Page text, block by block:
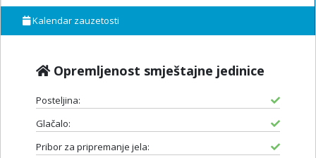
Kalendar zauzetosti
Opremljenost smještajne jedinice
Posteljina:
Glačalo:
Pribor za pripremanje jela: